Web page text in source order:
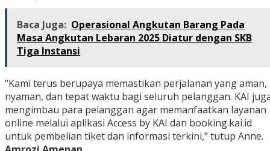
Baca Juga: Operasional Angkutan Barang Pada
Masa Angkutan Lebaran 2025 Diatur dengan SKB
Tiga Instansi
“Kami terus berupaya memastikan perjalanan yang aman,
nyaman, dan tepat waktu bagi seluruh pelanggan. KAI
mengimbau para pelanggan agar memanfaatkan layanan
online melalui aplikasi Access by KAI dan booking.kai.id
untuk pembelian tiket dan informasi terkini,” tutup Anne.